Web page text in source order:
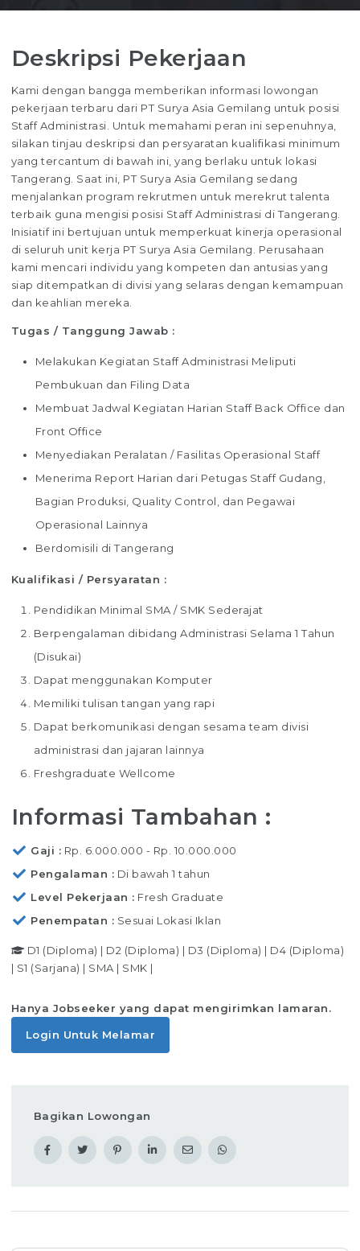
Deskripsi Pekerjaan
Kami dengan bangga memberikan informasi lowongan
pekerjaan terbaru dari PT Surya Asia Gemilang untuk posisi
Staff Administrasi. Untuk memahami peran ini sepenuhnya,
silakan tinjau deskripsi dan persyaratan kualifikasi minimum
yang tercantum di bawah ini, yang berlaku untuk lokasi
Tangerang. Saat ini, PT Surya Asia Gemilang sedang
menjalankan program rekrutmen untuk merekrut talenta
terbaik guna mengisi posisi Staff Administrasi di Tangerang.
Inisiatif ini bertujuan untuk memperkuat kinerja operasional
di seluruh unit kerja PT Surya Asia Gemilang. Perusahaan
kami mencari individu yang kompeten dan antusias yang
siap ditempatkan di divisi yang selaras dengan kemampuan
dan keahlian mereka.
Tugas / Tanggung Jawab :
Melakukan Kegiatan Staff Administrasi Meliputi
Pembukuan dan Filing Data
Membuat Jadwal Kegiatan Harian Staff Back Office dan
Front Office
Menyediakan Peralatan / Fasilitas Operasional Staff
Menerima Report Harian dari Petugas Staff Gudang,
Bagian Produksi, Quality Control, dan Pegawai
Operasional Lainnya
Berdomisili di Tangerang
Kualifikasi / Persyaratan :
Pendidikan Minimal SMA / SMK Sederajat
Berpengalaman dibidang Administrasi Selama 1 Tahun
(Disukai)
Dapat menggunakan Komputer
Memiliki tulisan tangan yang rapi
Dapat berkomunikasi dengan sesama team divisi
administrasi dan jajaran lainnya
Freshgraduate Wellcome
Informasi Tambahan :
Gaji
Rp. 6.000.000 - Rp. 10.000.000
Pengalaman
Di bawah 1 tahun
Level Pekerjaan
Fresh Graduate
Penempatan
Sesuai Lokasi Iklan
D1 (Diploma) | D2 (Diploma) | D3 (Diploma) | D4 (Diploma)
| S1 (Sarjana) | SMA | SMK |
Hanya Jobseeker yang dapat mengirimkan lamaran.
Login Untuk Melamar
Bagikan Lowongan